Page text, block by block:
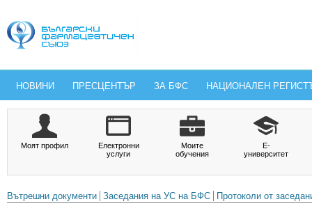
НОВИНИ ПРЕСЦЕНТЪР ЗА БФС НАЦИОНАЛЕН
Моят профил
Електронни
услуги
Моите
обучения
Е-
университет
Вътрешни документи Заседания на УС на БФС Протоколи от